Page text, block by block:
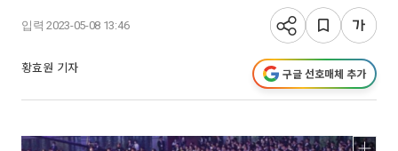
입력 2023-05-08 13:46
황효원 기자 구글 선호매체 추가